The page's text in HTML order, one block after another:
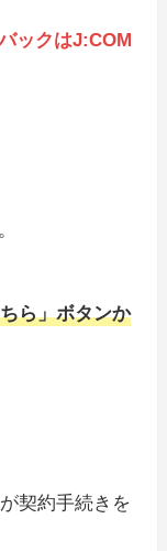
ックはJ:COM
ら」ボタンか
契約手続きを